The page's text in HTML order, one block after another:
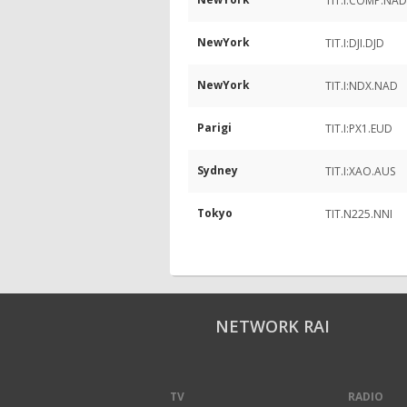
NewYork TIT.I:DJI.DJD
NewYork TIT.I:NDX.NAD
Parigi TIT.I:PX1.EUD
Sydney TIT.I:XAO.AUS
Tokyo TIT.N225.NNI
NETWORK RAI
TV RADIO